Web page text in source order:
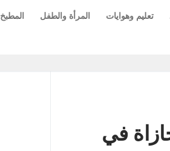
تعليم وهوايات المرأة والطفل المطبخ
وايام الاجازاة في